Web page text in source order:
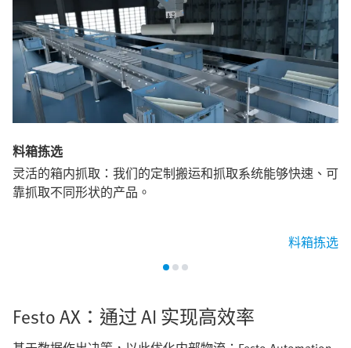
料箱拣选
灵活的箱内抓取：我们的定制搬运和抓取系统能够快速、可
靠抓取不同形状的产品。
料箱拣选
Festo AX：通过 AI 实现高效率